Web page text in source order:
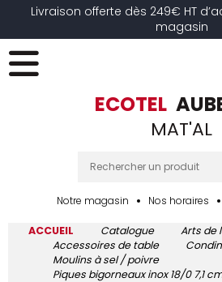
Livraison offerte dès 249€ HT
magasin
ECOTEL
MAT'AL
Notre magasin Nos horaires
ACCUEIL Catalogue
Arts de
Accessoires de table
Moulins à sel / poivre
Piques bigorneaux inox 18/0 7,1